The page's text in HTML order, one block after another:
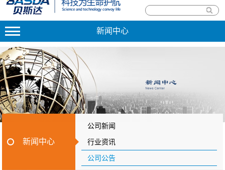
新闻中心
新闻中心
公司新闻
行业资讯
公司公告